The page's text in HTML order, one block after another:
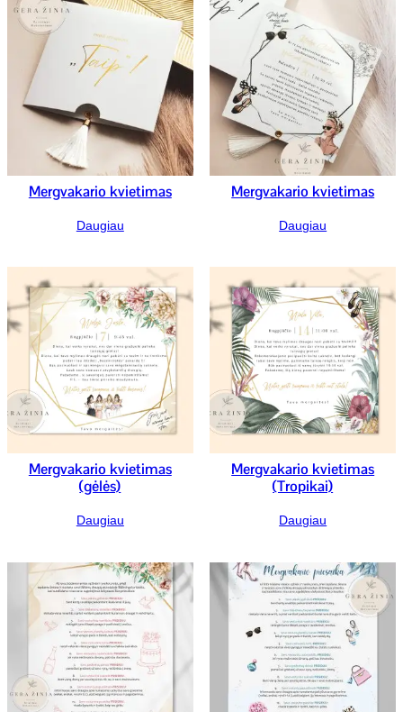
Mergvakario kvietimas
Daugiau
Mergvakario kvietimas
Daugiau
Mergvakario kvietimas
(gėlės)
Daugiau
Mergvakario kvietimas
(Tropikai)
Daugiau